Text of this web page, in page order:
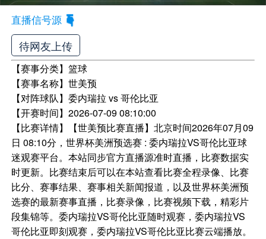
直播信号源
待网友上传
【赛事分类】篮球
【赛事名称】世美预
【对阵球队】委内瑞拉 vs 哥伦比亚
【开赛时间】2026-07-09 08:10:00
【比赛详情】
【世美预比赛直播】北京时间2026年07月09
日 08:10分，世界杯美洲预选赛 : 委内瑞拉VS哥伦比亚球
迷观赛平台。本站同步官方直播源准时直播，比赛数据实
时更新。比赛结束后可以在本站查看比赛全程录像、比赛
比分、赛事结果、赛事相关新闻报道，以及世界杯美洲预
选赛的最新赛事直播，比赛录像，比赛视频下载，精彩片
段集锦等。委内瑞拉VS哥伦比亚随时观赛，委内瑞拉VS
哥伦比亚即刻观赛，委内瑞拉VS哥伦比亚比赛云端播放。